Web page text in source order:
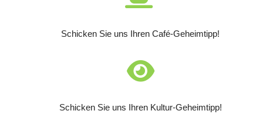
Schicken Sie uns Ihren Café-Geheimtipp!
Schicken Sie uns Ihren Kultur-Geheimtipp!